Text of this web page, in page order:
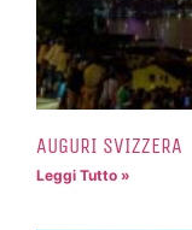
AUGURI SVIZZERA
Leggi Tutto »